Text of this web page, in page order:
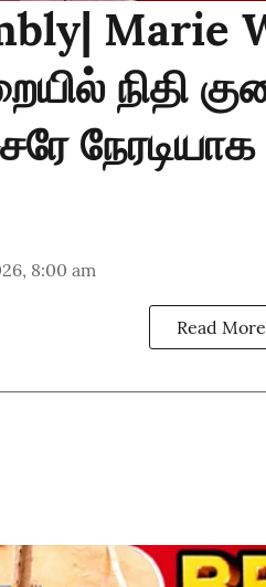
Marie
நிதி
8:00 am
Read More